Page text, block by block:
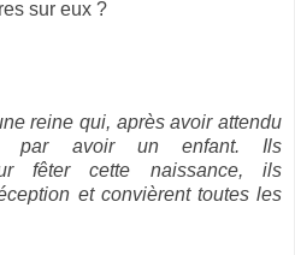
sur eux ?
reine qui, après avoir attendu
par avoir un enfant. Ils
fêter cette naissance, ils
et convièrent toutes les